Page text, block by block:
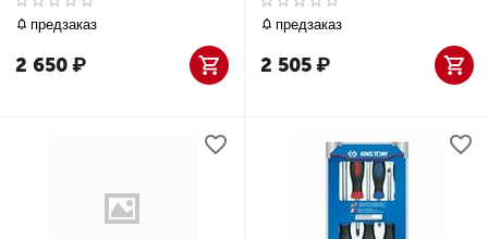
предзаказ
2 650₽
предзаказ
2 505₽